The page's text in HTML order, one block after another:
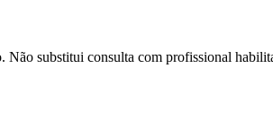
Não substitui consulta com profissional